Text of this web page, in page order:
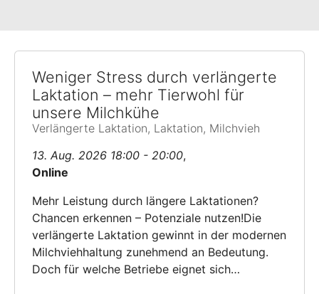
Weniger Stress durch verlängerte
Laktation – mehr Tierwohl für
unsere Milchkühe
Verlängerte Laktation, Laktation, Milchvieh
13. Aug. 2026 18:00 - 20:00,
Online
Mehr Leistung durch längere Laktationen?
Chancen erkennen – Potenziale nutzen!Die
verlängerte Laktation gewinnt in der modernen
Milchviehhaltung zunehmend an Bedeutung.
Doch für welche Betriebe eignet sich…